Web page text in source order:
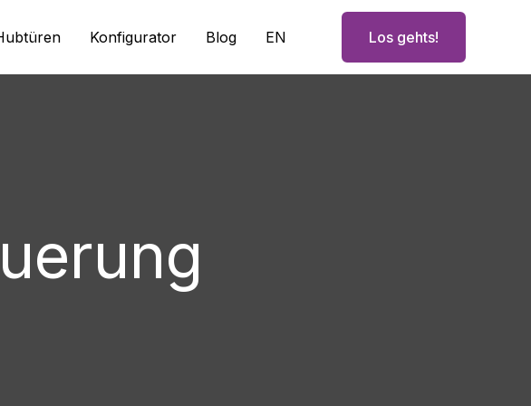
Konfigurator Blog EN Los gehts!